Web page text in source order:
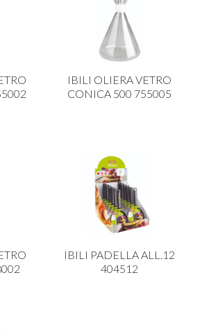
IBILI OLIERA VETRO
CONICA 500 755005
IBILI PADELLA ALL.12
404512